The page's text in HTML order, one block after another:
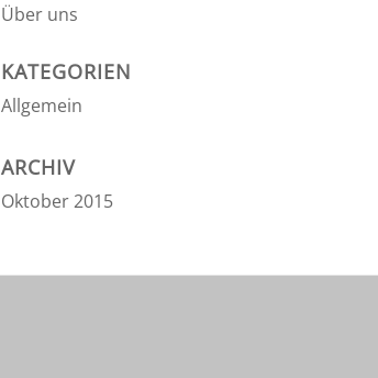
Über uns
KATEGORIEN
Allgemein
ARCHIV
Oktober 2015